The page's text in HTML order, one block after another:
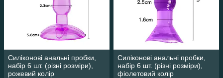
Силіконові анальні пробки,
набір 6 шт. (різні розміри),
рожевий колір
Силіконові анальні пробки,
набір 6 шт. (різні розміри),
фіолетовий колір